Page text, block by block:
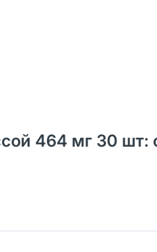
464 мг 30 шт: